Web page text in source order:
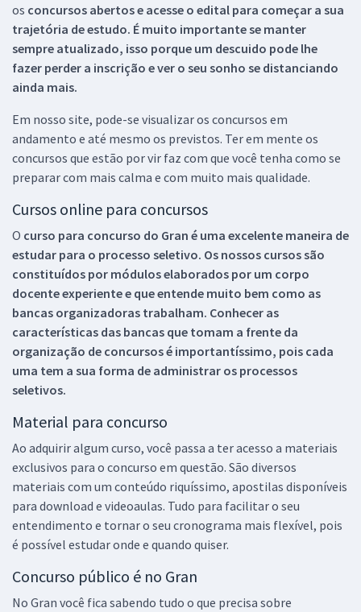
os concursos abertos e acesse o edital para começar a sua
trajetória de estudo. É muito importante se manter
sempre atualizado, isso porque um descuido pode lhe
fazer perder a inscrição e ver o seu sonho se distanciando
ainda mais.
Em nosso site, pode-se visualizar os concursos em
andamento e até mesmo os previstos. Ter em mente os
concursos que estão por vir faz com que você tenha como se
preparar com mais calma e com muito mais qualidade.
Cursos online para concursos
O curso para concurso do Gran é uma excelente maneira de
estudar para o processo seletivo. Os nossos cursos são
constituídos por módulos elaborados por um corpo
docente experiente e que entende muito bem como as
bancas organizadoras trabalham. Conhecer as
características das bancas que tomam a frente da
organização de concursos é importantíssimo, pois cada
uma tem a sua forma de administrar os processos
seletivos.
Material para concurso
Ao adquirir algum curso, você passa a ter acesso a materiais
exclusivos para o concurso em questão. São diversos
materiais com um conteúdo riquíssimo, apostilas disponíveis
para download e videoaulas. Tudo para facilitar o seu
entendimento e tornar o seu cronograma mais flexível, pois
é possível estudar onde e quando quiser.
Concurso público é no Gran
No Gran você fica sabendo tudo o que precisa sobre